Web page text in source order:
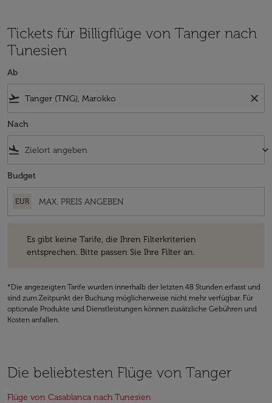
Tickets für Billigflüge von Tanger nach
Tunesien
Ab
flight_takeoff close
Nach
flight_land keyboard_arrow_down
Budget
EUR
Es gibt keine Tarife, die Ihren Filterkriterien
entsprechen. Bitte passen Sie Ihre Filter an.
*Die angezeigten Tarife wurden innerhalb der letzten 48 Stunden erfasst und
sind zum Zeitpunkt der Buchung möglicherweise nicht mehr verfügbar. Für
optionale Produkte und Dienstleistungen können zusätzliche Gebühren und
Kosten anfallen.
Die beliebtesten Flüge von Tanger
Flüge von Casablanca nach Tunesien